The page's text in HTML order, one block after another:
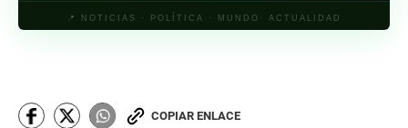
📍 NOTICIAS · POLÍTICA · MUNDO· ACTUALIDAD
COPIAR ENLACE